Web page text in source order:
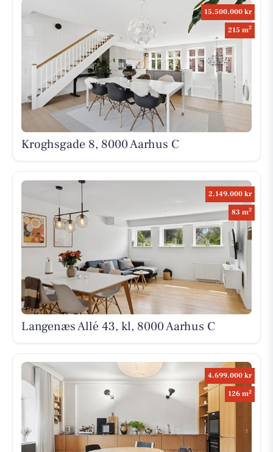
15.500.000 kr
215 m2
Kroghsgade 8, 8000 Aarhus C
2.149.000 kr
83 m2
Langenæs Allé 43, kl, 8000 Aarhus C
4.699.000 kr
126 m2